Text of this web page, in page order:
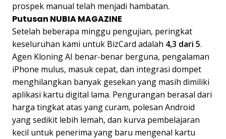
prospek manual telah menjadi hambatan.
Putusan NUBIA MAGAZINE
Setelah beberapa minggu pengujian, peringkat
keseluruhan kami untuk BizCard adalah 4,3 dari 5.
Agen Kloning AI benar-benar berguna, pengalaman
iPhone mulus, masuk cepat, dan integrasi dompet
menghilangkan banyak gesekan yang masih dimiliki
aplikasi kartu digital lama. Pengurangan berasal dari
harga tingkat atas yang curam, polesan Android
yang sedikit lebih lemah, dan kurva pembelajaran
kecil untuk penerima yang baru mengenal kartu